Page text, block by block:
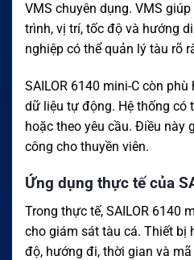
VMS chuyên dụng. VMS
trình, vị trí, tốc độ và hướng
nghiệp có thể quản lý tàu rõ
SAILOR 6140 mini-C còn
dữ liệu tự động. Hệ thống có
hoặc theo yêu cầu. Điều này
công cho thuyền viên.
Ứng dụng thực tế của
Trong thực tế, SAILOR 6140
cho giám sát tàu cá. Thiết bị
độ, hướng đi, thời gian và